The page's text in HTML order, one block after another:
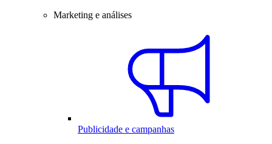
Marketing e análises
Publicidade e campanhas